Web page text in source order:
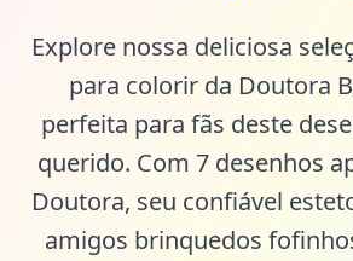
Explore nossa deliciosa
para colorir da Doutora
perfeita para fãs deste
querido. Com 7 desenhos
Doutora, seu confiável
amigos brinquedos